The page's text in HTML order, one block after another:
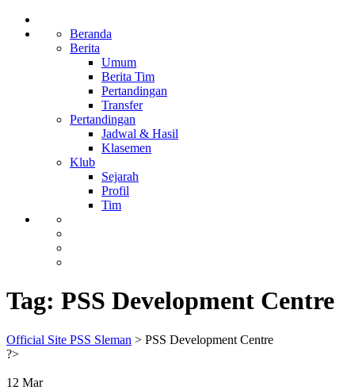
Beranda
Berita
Umum
Berita Tim
Pertandingan
Transfer
Pertandingan
Jadwal & Hasil
Klasemen
Klub
Sejarah
Profil
Tim
Tag: PSS Development Centre
Official Site PSS Sleman > PSS Development Centre
?>
12 Mar